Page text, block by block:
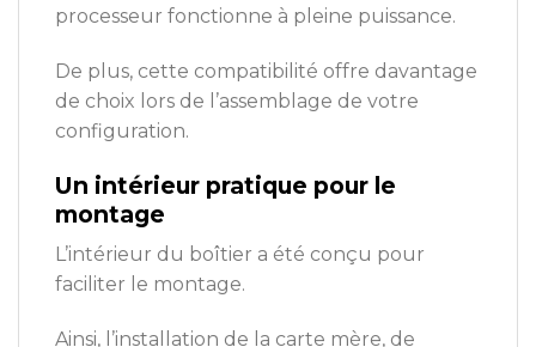
processeur fonctionne à pleine puissance.
De plus, cette compatibilité offre davantage
de choix lors de l’assemblage de votre
configuration.
Un intérieur pratique pour le
montage
L’intérieur du boîtier a été conçu pour
faciliter le montage.
Ainsi, l’installation de la carte mère, de